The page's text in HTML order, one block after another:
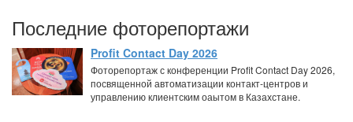
Последние фоторепортажи
Profit Contact Day 2026
Фоторепортаж с конференции Profit Contact Day 2026,
посвященной автоматизации контакт-центров и
управлению клиентским оаытом в Казахстане.